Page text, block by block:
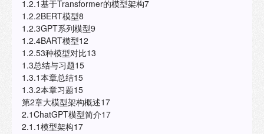
1.2.1基于Transformer的模型架构7
1.2.2BERT模型8
1.2.3GPT系列模型9
1.2.4BART模型12
1.2.53种模型对比13
1.3总结与习题15
1.3.1本章总结15
1.3.2本章习题15
第2章大模型架构概述17
2.1ChatGPT模型简介17
2.1.1模型架构17